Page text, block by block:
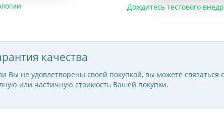
Дождитесь тестового
качества
Вы не удовлетворены своей покупкой, вы можете
или частичную стоимость Вашей покупки.